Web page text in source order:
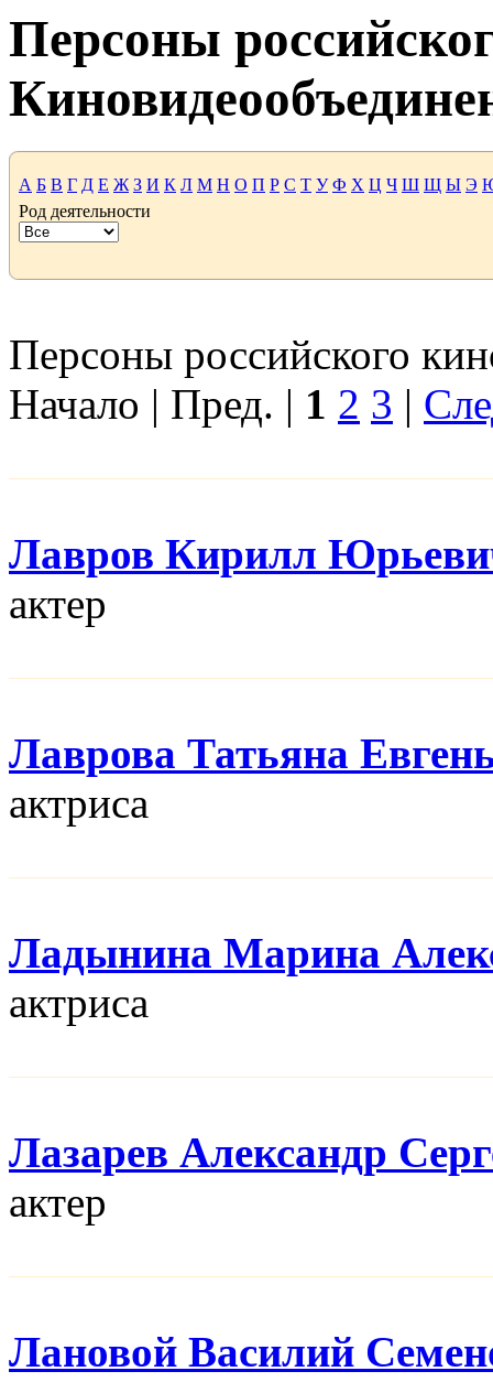
Персоны
А Б В Г Д Е Ж З И К Л М Н О П Р С Т У Ф Х Ц Ч Ш Щ Ы Э
Род деятельности
Персоны российского
Начало | Пред. | 1 2 3 |
Лавров Кирилл
актер
Лаврова Татьяна
актриса
Ладынина Марина
актриса
Лазарев Александр
актер
Лановой Василий